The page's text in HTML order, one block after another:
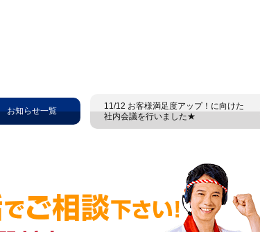
11/12 お客様満足度アップ！に向けた
社内会議を行いました★
お知らせ一覧